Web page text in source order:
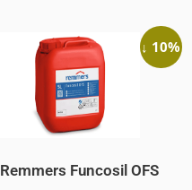
↓ 10%
Remmers Funcosil OFS